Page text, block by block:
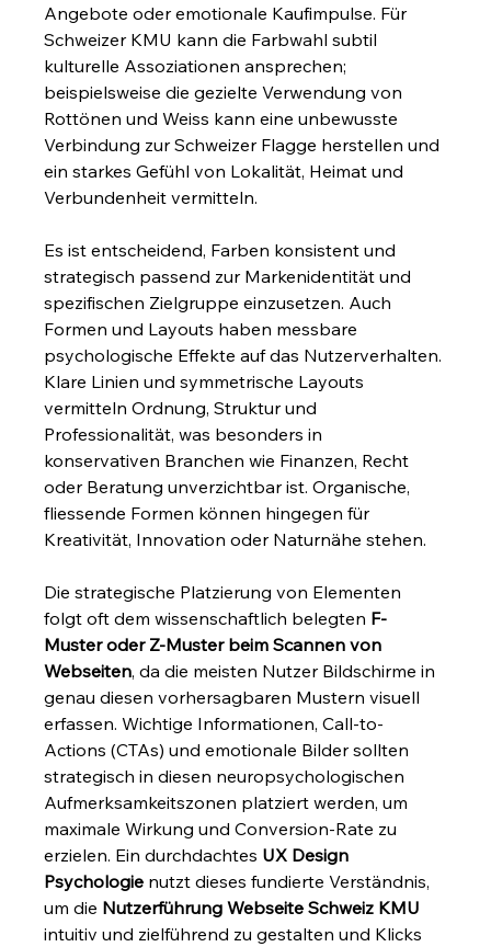
Angebote oder emotionale Kaufimpulse. Für
Schweizer KMU kann die Farbwahl subtil
kulturelle Assoziationen ansprechen;
beispielsweise die gezielte Verwendung von
Rottönen und Weiss kann eine unbewusste
Verbindung zur Schweizer Flagge herstellen und
ein starkes Gefühl von Lokalität, Heimat und
Verbundenheit vermitteln.
Es ist entscheidend, Farben konsistent und
strategisch passend zur Markenidentität und
spezifischen Zielgruppe einzusetzen. Auch
Formen und Layouts haben messbare
psychologische Effekte auf das Nutzerverhalten.
Klare Linien und symmetrische Layouts
vermitteln Ordnung, Struktur und
Professionalität, was besonders in
konservativen Branchen wie Finanzen, Recht
oder Beratung unverzichtbar ist. Organische,
fliessende Formen können hingegen für
Kreativität, Innovation oder Naturnähe stehen.
Die strategische Platzierung von Elementen
folgt oft dem wissenschaftlich belegten F-
Muster oder Z-Muster beim Scannen von
Webseiten, da die meisten Nutzer Bildschirme in
genau diesen vorhersagbaren Mustern visuell
erfassen. Wichtige Informationen, Call-to-
Actions (CTAs) und emotionale Bilder sollten
strategisch in diesen neuropsychologischen
Aufmerksamkeitszonen platziert werden, um
maximale Wirkung und Conversion-Rate zu
erzielen. Ein durchdachtes UX Design
Psychologie nutzt dieses fundierte Verständnis,
um die Nutzerführung Webseite Schweiz KMU
intuitiv und zielführend zu gestalten und Klicks